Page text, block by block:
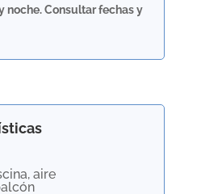
noche. Consultar fechas y
aire